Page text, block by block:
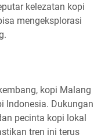
kelezatan kopi
mengeksplorasi
kopi Malang
Indonesia. Dukungan
pecinta kopi lokal
tren ini terus